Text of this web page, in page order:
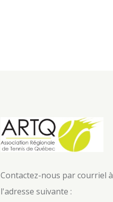
Contactez-nous par courriel à
l'adresse suivante :